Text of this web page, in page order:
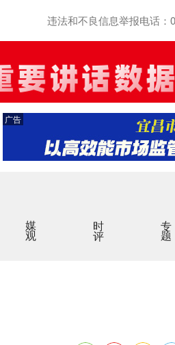
违法和不良信息举报电话：
广告
媒观 时评 专题